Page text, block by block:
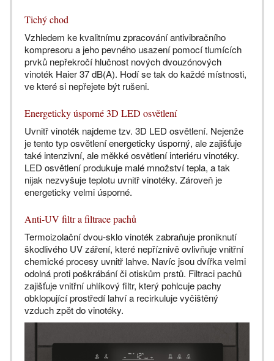
Tichý chod
Vzhledem ke kvalitnímu zpracování antivibračního
kompresoru a jeho pevného usazení pomocí tlumících
prvků nepřekročí hlučnost nových dvouzónových
vinoték Haier 37 dB(A). Hodí se tak do každé místnosti,
ve které si nepřejete být rušeni.
Energeticky úsporné 3D LED osvětlení
Uvnitř vinoték najdeme tzv. 3D LED osvětlení. Nejenže
je tento typ osvětlení energeticky úsporný, ale zajišťuje
také intenzivní, ale měkké osvětlení interiéru vinotéky.
LED osvětlení produkuje malé množství tepla, a tak
nijak nezvyšuje teplotu uvnitř vinotéky. Zároveň je
energeticky velmi úsporné.
Anti-UV filtr a filtrace pachů
Termoizolační dvou-sklo vinoték zabraňuje proniknutí
škodlivého UV záření, které nepříznivě ovlivňuje vnitřní
chemické procesy uvnitř lahve. Navíc jsou dvířka velmi
odolná proti poškrábání či otiskům prstů. Filtraci pachů
zajišťuje vnitřní uhlíkový filtr, který pohlcuje pachy
obklopující prostředí lahví a recirkuluje vyčištěný
vzduch zpět do vinotéky.